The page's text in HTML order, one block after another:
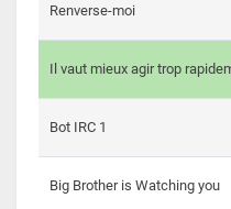
Renverse-moi
Il vaut mieux agir trop
Bot IRC 1
Big Brother is Watching you